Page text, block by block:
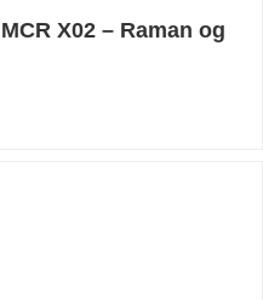
X02 – Raman og